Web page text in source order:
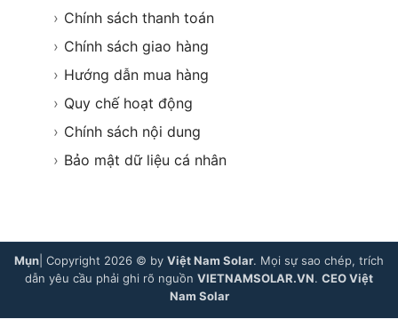
› Chính sách thanh toán
› Chính sách giao hàng
› Hướng dẫn mua hàng
› Quy chế hoạt động
› Chính sách nội dung
› Bảo mật dữ liệu cá nhân
Mụn | Copyright 2026 © by Việt Nam Solar. Mọi sự sao chép, trích
dẫn yêu cầu phải ghi rõ nguồn VIETNAMSOLAR.VN. CEO Việt
Nam Solar